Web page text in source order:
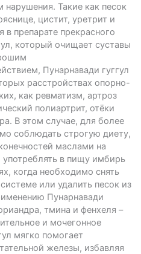
Такие как песок
цистит, уретрит и
в препарате прекрасного
который очищает суставы
Пунарнавади гуггул
расстройствах опорно-
как ревматизм, артроз
полиартрит, отёки
В этом случае, для более
соблюдать строгую диету,
маслами на
в пищу имбирь
когда необходимо снять
или удалить песок из
Пунарнавади
тмина и фенхеля –
и мочегонное
мягко помогает
железы, избавляя